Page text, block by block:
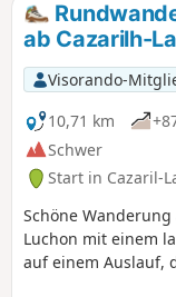
ab Cazarilh-
Visorando-
10,71 km
Schwer
Start in Cazaril-
Schöne
Luchon mit einem
auf einem Auslauf,